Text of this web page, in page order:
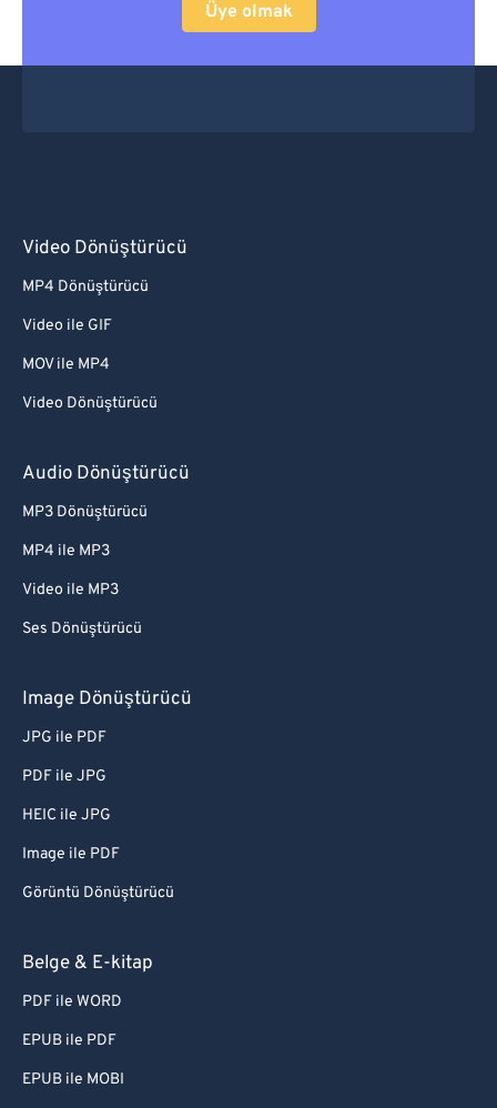
Üye olmak
Video Dönüştürücü
MP4 Dönüştürücü
Video ile GIF
MOV ile MP4
Video Dönüştürücü
Audio Dönüştürücü
MP3 Dönüştürücü
MP4 ile MP3
Video ile MP3
Ses Dönüştürücü
Image Dönüştürücü
JPG ile PDF
PDF ile JPG
HEIC ile JPG
Image ile PDF
Görüntü Dönüştürücü
Belge & E-kitap
PDF ile WORD
EPUB ile PDF
EPUB ile MOBI